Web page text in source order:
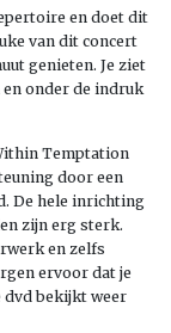
en doet dit
van dit concert
genieten. Je ziet
onder de indruk
Temptation
door een
De hele inrichting
zijn erg sterk.
en zelfs
ervoor dat je
dvd bekijkt weer